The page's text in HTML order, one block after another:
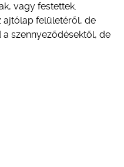
vagy festettek.
ajtólap felületéről, de
szennyeződésektől, de